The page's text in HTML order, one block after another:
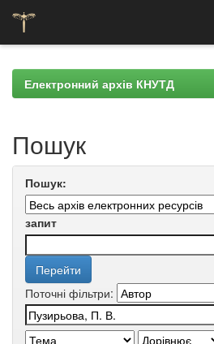
navigationЕлектронний архів КНУТД
Пошук
Пошук:
запит
Поточні фільтри: